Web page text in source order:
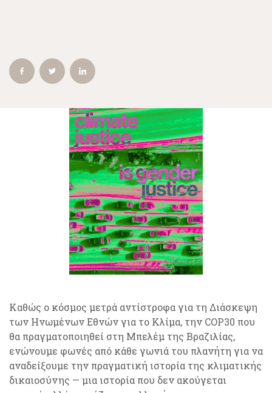
Καθώς ο κόσμος μετρά αντίστροφα για τη Διάσκεψη
των Ηνωμένων Εθνών για το Κλίμα, την COP30 που
θα πραγματοποιηθεί στη Μπελέμ της Βραζιλίας,
ενώνουμε φωνές από κάθε γωνιά του πλανήτη για να
αναδείξουμε την πραγματική ιστορία της κλιματικής
δικαιοσύνης — μια ιστορία που δεν ακούγεται